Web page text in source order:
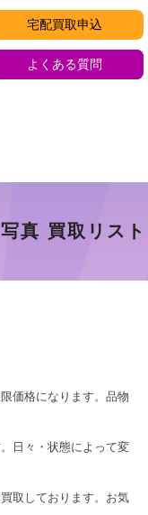
宅配買取申込
よくある質問
真 買取リスト
価格になります。品物
日々・状態によって変
取しております。お気